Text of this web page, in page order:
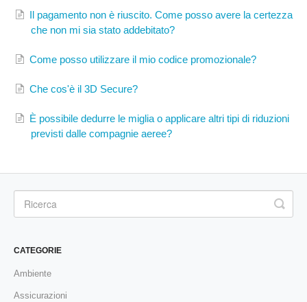
Il pagamento non è riuscito. Come posso avere la certezza
che non mi sia stato addebitato?
Come posso utilizzare il mio codice promozionale?
Che cos'è il 3D Secure?
È possibile dedurre le miglia o applicare altri tipi di riduzioni
previsti dalle compagnie aeree?
CATEGORIE
Ambiente
Assicurazioni